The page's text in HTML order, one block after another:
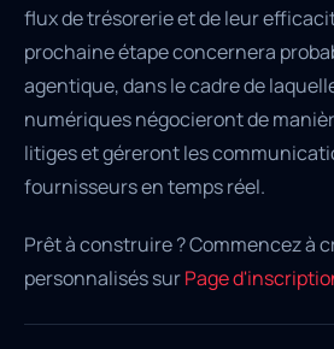
flux de trésorerie et de leur
prochaine étape concernera
agentique, dans le cadre de
numériques négocieront de
litiges et géreront les
fournisseurs en temps réel.
Prêt à construire ? Commencez à
personnalisés surPage